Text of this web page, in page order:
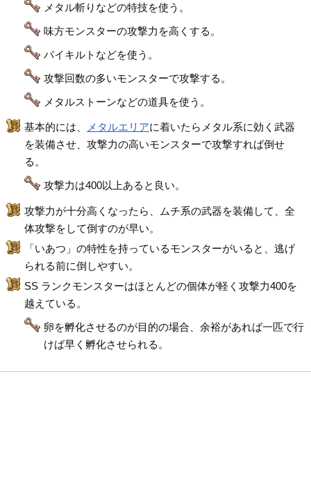
メタル斬りなどの特技を使う。
味方モンスターの攻撃力を高くする。
バイキルトなどを使う。
攻撃回数の多いモンスターで攻撃する。
メタルストーンなどの道具を使う。
基本的には、 メタルエリアに着いたらメタル系に効く武器
を装備させ、攻撃力の高いモンスターで攻撃すれば倒せ
る。
攻撃力は400以上あると良い。
攻撃力が十分高くなったら、ムチ系の武器を装備して、全
体攻撃をして倒すのが早い。
「いあつ」の特性を持っているモンスターがいると、逃げ
られる前に倒しやすい。
SS ランクモンスターはほとんどの個体が軽く攻撃力400を
越えている。
卵を孵化させるのが目的の場合、余裕があれば一匹で行
けば早く孵化させられる。